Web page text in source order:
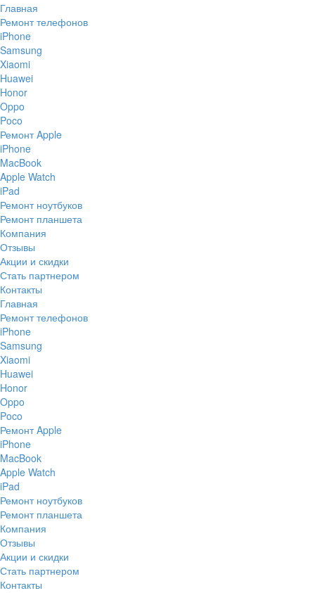
Главная
Ремонт телефонов
iPhone
Samsung
Xiaomi
Huawei
Honor
Oppo
Poco
Ремонт Apple
iPhone
MacBook
Apple Watch
iPad
Ремонт ноутбуков
Ремонт планшета
Компания
Отзывы
Акции и скидки
Стать партнером
Контакты
Главная
Ремонт телефонов
iPhone
Samsung
Xiaomi
Huawei
Honor
Oppo
Poco
Ремонт Apple
iPhone
MacBook
Apple Watch
iPad
Ремонт ноутбуков
Ремонт планшета
Компания
Отзывы
Акции и скидки
Стать партнером
Контакты